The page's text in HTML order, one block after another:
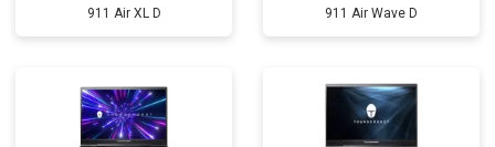
911 Air XL D 911 Air Wave D